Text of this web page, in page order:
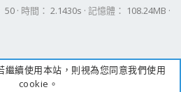
50 時間 2.1430s 記憶體 108.24MB
續使用本站，則視為您同意我們使用
cookie。